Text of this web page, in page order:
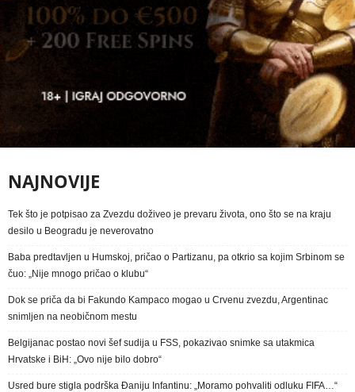
NAJNOVIJE
Tek što je potpisao za Zvezdu doživeo je prevaru života, ono što se na kraju
desilo u Beogradu je neverovatno
Baba predtavljen u Humskoj, pričao o Partizanu, pa otkrio sa kojim Srbinom se
čuo: „Nije mnogo pričao o klubu“
Dok se priča da bi Fakundo Kampaco mogao u Crvenu zvezdu, Argentinac
snimljen na neobičnom mestu
Belgijanac postao novi šef sudija u FSS, pokazivao snimke sa utakmica
Hrvatske i BiH: „Ovo nije bilo dobro“
Usred bure stigla podrška Đaniju Infantinu: „Moramo pohvaliti odluku FIFA…“